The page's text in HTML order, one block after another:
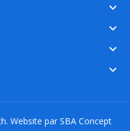
keyboard_arrow_down
keyboard_arrow_down
keyboard_arrow_down
keyboard_arrow_down
Website par SBA Concept